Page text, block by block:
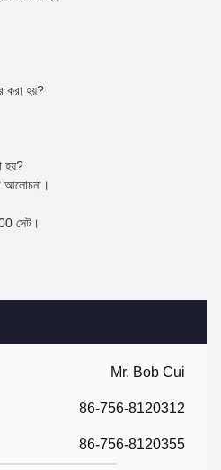
Mr. Bob Cui
86-756-8120312
86-756-8120355
করা হয়?
হয়?
আলোচনা।
সেট।